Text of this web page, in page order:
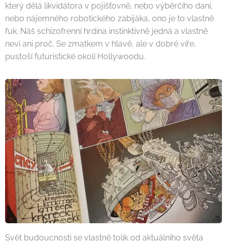
který dělá likvidátora v pojišťovně, nebo výběrčího daní,
nebo nájemného robotického zabijáka, ono je to vlastně
fuk. Náš schizofrenní hrdina instinktivně jedná a vlastně
neví ani proč. Se zmatkem v hlavě, ale v dobré víře,
pustoší futuristické okolí Hollywoodu.
Svět budoucnosti se vlastně tolik od aktuálního světa